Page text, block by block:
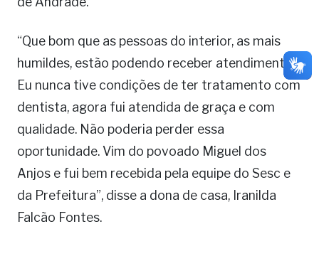
“Que bom que as pessoas do interior, as mais
humildes, estão podendo receber atendimento.
Eu nunca tive condições de ter tratamento com
dentista, agora fui atendida de graça e com
qualidade. Não poderia perder essa
oportunidade. Vim do povoado Miguel dos
Anjos e fui bem recebida pela equipe do Sesc e
da Prefeitura”, disse a dona de casa, Iranilda
Falcão Fontes.